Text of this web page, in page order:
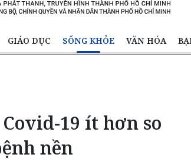
GIÁO DỤC SỐNG KHỎE VĂN HÓA
19 ít hơn so
nền